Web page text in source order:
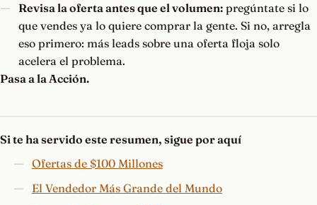
Revisa la oferta antes que el volumen:pregúntate si lo
que vendes ya lo quiere comprar la gente. Si no, arregla
eso primero: más leads sobre una oferta floja solo
acelera el problema.
Pasa a la Acción.
Si te ha servido este resumen, sigue por aquí
Ofertas de $100 Millones
El Vendedor Más Grande del Mundo